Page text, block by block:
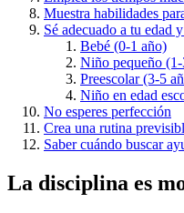
Muestra habilidades
Sé adecuado a tu edad
Bebé (0-1 año)
Niño pequeño (1-
Preescolar (3-5
Niño en edad
No esperes perfección
Crea una rutina
Saber cuándo buscar
La disciplina es